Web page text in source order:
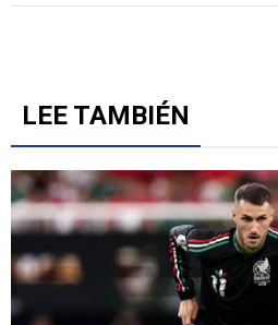
LEE TAMBIÉN